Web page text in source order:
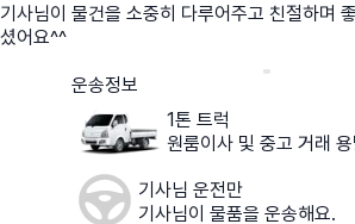
기사님이 물건을 소중히 다루어주고 친절하며
셨어요^^
운송정보
1톤 트럭
원룸이사 및 중고 거래
기사님 운전만
기사님이 물품을 운송해요.